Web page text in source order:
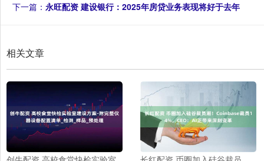
下一篇： 永旺配资 建设银行：2025年房贷业务表现将好于去年
相关文章